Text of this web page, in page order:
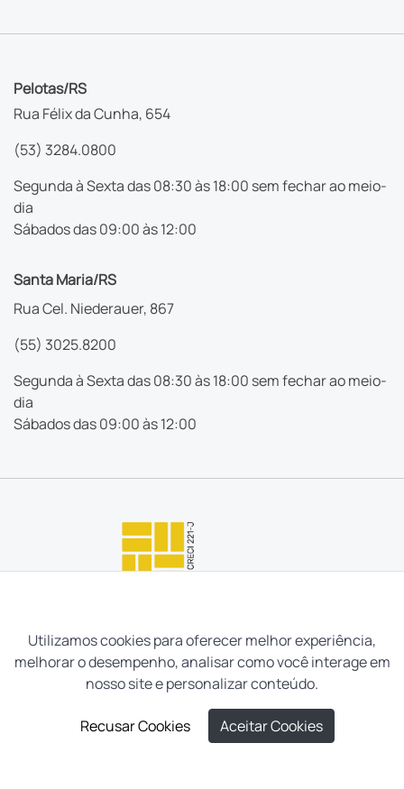
Pelotas/RS
Rua Félix da Cunha, 654
(53) 3284.0800
Segunda à Sexta das 08:30 às 18:00 sem fechar ao meio-
dia
Sábados das 09:00 às 12:00
Santa Maria/RS
Rua Cel. Niederauer, 867
(55) 3025.8200
Segunda à Sexta das 08:30 às 18:00 sem fechar ao meio-
dia
Sábados das 09:00 às 12:00
Neves e Filhos Administração e Intermediação de Imóveis
Utilizamos cookies para oferecer melhor experiência,
melhorar o desempenho, analisar como você interage em
nosso site e personalizar conteúdo.
Recusar Cookies Aceitar Cookies